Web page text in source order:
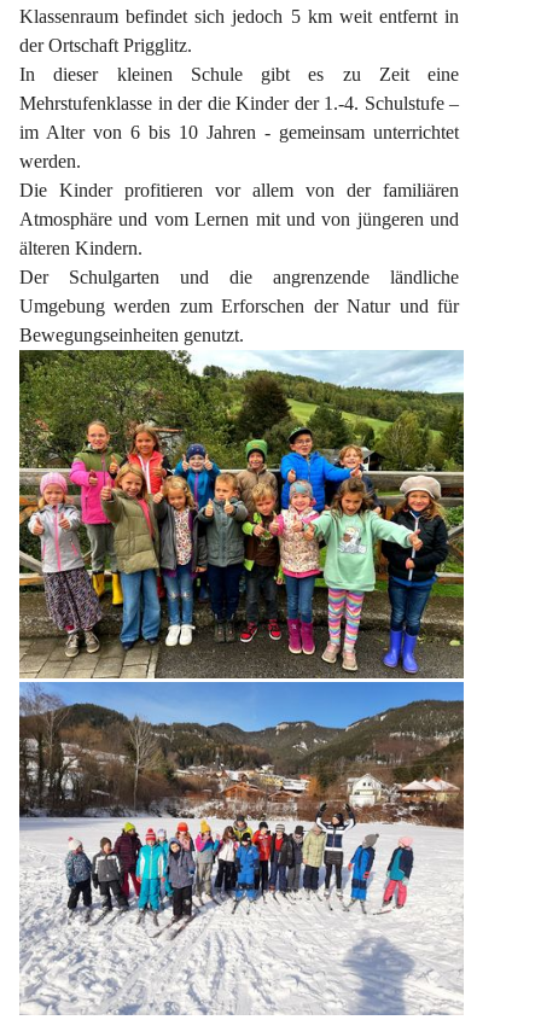
Klassenraum befindet sich jedoch 5 km weit entfernt in
der Ortschaft Prigglitz.
In dieser kleinen Schule gibt es zu Zeit eine
Mehrstufenklasse in der die Kinder der 1.-4. Schulstufe –
im Alter von 6 bis 10 Jahren - gemeinsam unterrichtet
werden.
Die Kinder profitieren vor allem von der familiären
Atmosphäre und vom Lernen mit und von jüngeren und
älteren Kindern.
Der Schulgarten und die angrenzende ländliche
Umgebung werden zum Erforschen der Natur und für
Bewegungseinheiten genutzt.